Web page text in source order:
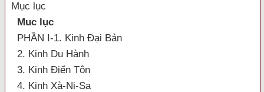
Mục lục
Muc lục
PHẦN I-1. Kinh Đại Bản
2. Kinh Du Hành
3. Kinh Điển Tôn
4. Kinh Xà-Ni-Sa